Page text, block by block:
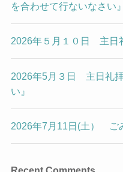
を合わせて行ないなさい』
2026年５月１０日 主日
2026年5月３日 主日礼
い』
2026年7月11日(土） ご